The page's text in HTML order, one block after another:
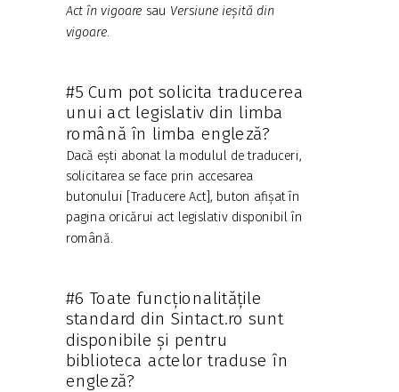
Act în vigoare sau Versiune ieșită din
vigoare.
#5 Cum pot solicita traducerea
unui act legislativ din limba
română în limba engleză?
Dacă ești abonat la modulul de traduceri,
solicitarea se face prin accesarea
butonului [Traducere Act], buton afișat în
pagina oricărui act legislativ disponibil în
română.
#6 Toate funcționalitățile
standard din Sintact.ro sunt
disponibile și pentru
biblioteca actelor traduse în
engleză?